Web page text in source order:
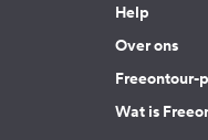
Help
Over ons
Freeontour-
Wat is